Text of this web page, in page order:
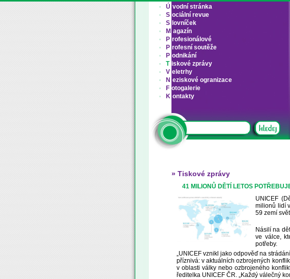
Ú vodní stránka
S ociální revue
S lovníček
M agazín
P rofesionálové
P rofesní soutěže
P odnikání
T iskové zprávy
V eletrhy
N eziskové ogranizace
F otogalerie
K ontakty
» Tiskové zprávy
41 MILIONŮ DĚTÍ LETOS
UNICEF
milionů lidí
59 zemí
Násilí na
ve válce,
potřeby.
„UNICEF vznikl jako odpověď na
příznivá: v aktuálních ozbrojených
v oblasti války nebo ozbrojeného
ředitelka UNICEF ČR. „Každý válečný